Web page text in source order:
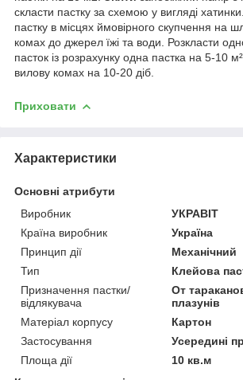
скласти пастку за схемою у вигляді
пастку в місцях ймовірного скупчення на
комах до джерел їжі та води. Розкласти
пасток із розрахунку одна пастка на 5-10
вилову комах на 10-20 діб.
Приховати
Характеристики
Основні атрибути
Виробник
УКРАВІТ
Країна виробник
Україна
Принцип дії
Механічний
Тип
Клейова
Призначення пастки/
відлякувача
От
плазунів
Матеріал корпусу
Картон
Застосування
Усередині
Площа дії
10 кв.м